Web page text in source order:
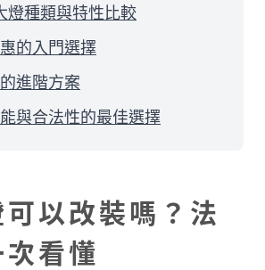
燈種類與特性比較
的入門選擇
進階方案
與合法性的最佳選擇
以改裝嗎？法
看懂